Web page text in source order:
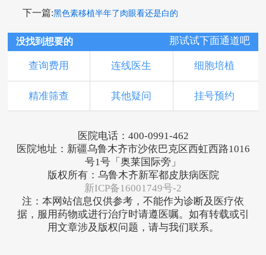
下一篇:黑色素移植半年了肉眼看还是白的
没找到想要的 那试试下面通道吧
查询费用 连线医生 细胞培植
精准筛查 其他疑问 挂号预约
医院电话：400-0991-462
医院地址：新疆乌鲁木齐市沙依巴克区西虹西路1016
号1号「奥莱国际旁」
版权所有：乌鲁木齐新军都皮肤病医院
新ICP备16001749号-2
注：本网站信息仅供参考，不能作为诊断及医疗依
据，服用药物或进行治疗时请遵医嘱。如有转载或引
用文章涉及版权问题，请与我们联系。